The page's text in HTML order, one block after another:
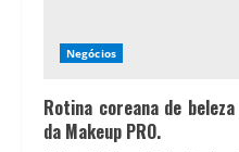
Negócios
Rotina coreana de
da Makeup PRO.